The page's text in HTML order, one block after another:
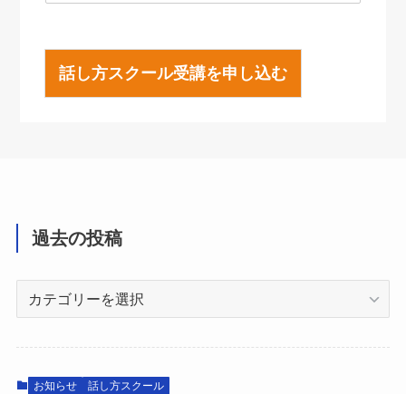
話し方スクール受講を申し込む
過去の投稿
稿 お知らせ 話し方スクール